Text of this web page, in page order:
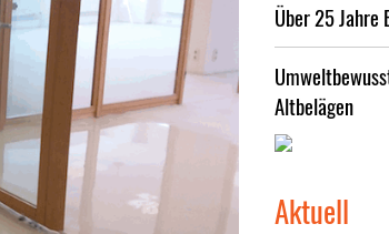
Über 25 Jahre
Altbelägen
Aktuell